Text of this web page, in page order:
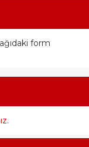
form
.